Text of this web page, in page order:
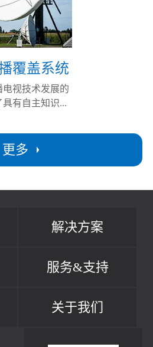
更多
覆盖系统
视技术发展的
有自主知识...
解决方案
服务&支持
关于我们